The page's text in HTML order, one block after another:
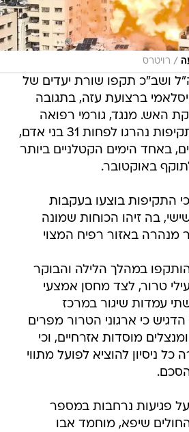
/ רויטרס
ושב"כ תקפו שורת יעדים של
ברצועת עזה, בתגובה
האש. מנגד, גורמי רפואה
ברצועה דיווחו כי בתקיפות נהרגו לפחות 31 בני אדם,
באחד הימים הקטלניים ביותר
באוקטובר.
התקיפות בוצעו בעקבות
בה זיהו הכוחות שמונה
מנהרה באזור רפיח המצוי
במהלך הלילה והבוקר
טרור, לצד מחסן אמצעי
עמדות שיגור במרכז
כי ארגוני הטרור מפרים
מוסדות אזרחיים, וכי
ניסיון להוציא לפועל מתווי
על פגיעות נרחבות במספר
שיפא, מוחמד אבו